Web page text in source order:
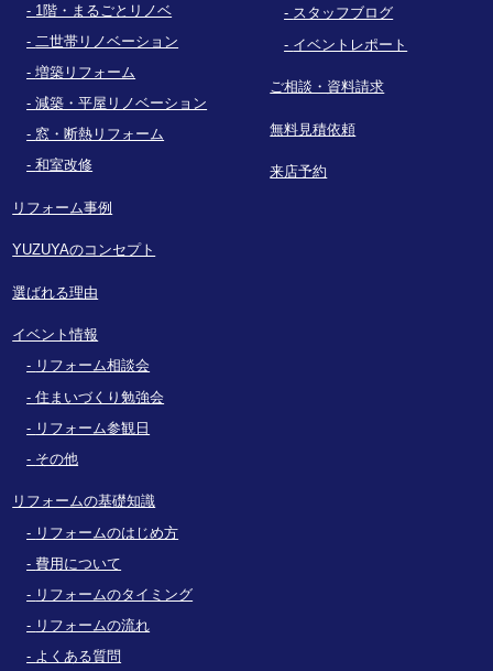
1階・まるごとリノベ
二世帯リノベーション
増築リフォーム
減築・平屋リノベーション
窓・断熱リフォーム
和室改修
リフォーム事例
YUZUYAのコンセプト
選ばれる理由
イベント情報
リフォーム相談会
住まいづくり勉強会
リフォーム参観日
その他
リフォームの基礎知識
リフォームのはじめ方
費用について
リフォームのタイミング
リフォームの流れ
よくある質問
スタッフブログ
イベントレポート
ご相談・資料請求
無料見積依頼
来店予約